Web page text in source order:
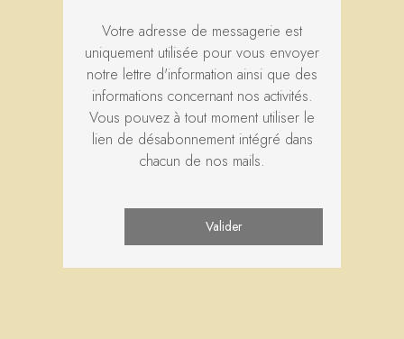
website en online te vinden.
Daarnaast wordt auteurs, met het oog op
gedetailleerde online bronvermelding, verzocht
een bibliografie te verstrekken van de in het artikel
geciteerde werken, waarbij onderscheid wordt
Manuscripten en archieven;
Gedrukte bronnen;
Votre adresse de messagerie est
uniquement utilisée pour vous envoyer
notre lettre d'information ainsi que des
informations concernant nos activités.
Vous pouvez à tout moment utiliser le
lien de désabonnement intégré dans
chacun de nos mails.